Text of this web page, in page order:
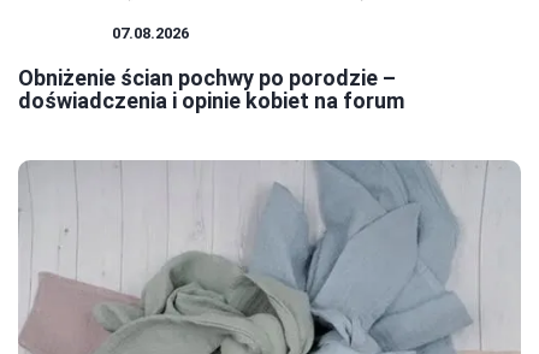
07.08.2026
Obniżenie ścian pochwy po porodzie –
doświadczenia i opinie kobiet na forum